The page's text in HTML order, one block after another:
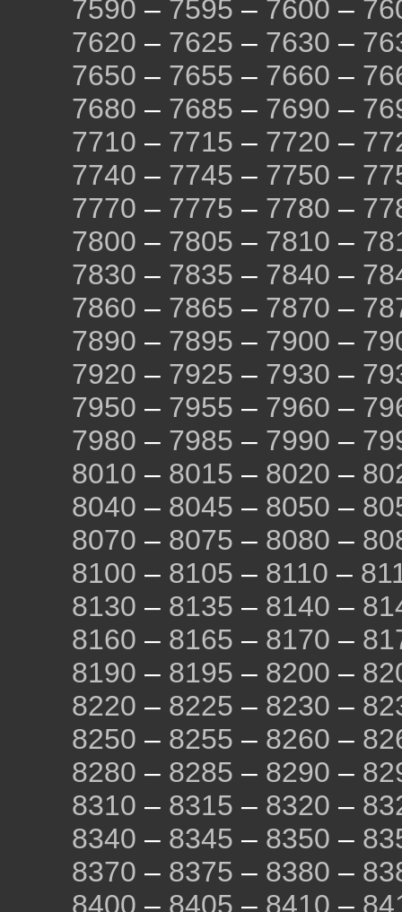
7590 – 7595 – 7600 –
7620 – 7625 – 7630 –
7650 – 7655 – 7660 –
7680 – 7685 – 7690 –
7710 – 7715 – 7720 –
7740 – 7745 – 7750 –
7770 – 7775 – 7780 –
7800 – 7805 – 7810 –
7830 – 7835 – 7840 –
7860 – 7865 – 7870 –
7890 – 7895 – 7900 –
7920 – 7925 – 7930 –
7950 – 7955 – 7960 –
7980 – 7985 – 7990 –
8010 – 8015 – 8020 –
8040 – 8045 – 8050 –
8070 – 8075 – 8080 –
8100 – 8105 – 8110 –
8130 – 8135 – 8140 –
8160 – 8165 – 8170 –
8190 – 8195 – 8200 –
8220 – 8225 – 8230 –
8250 – 8255 – 8260 –
8280 – 8285 – 8290 –
8310 – 8315 – 8320 –
8340 – 8345 – 8350 –
8370 – 8375 – 8380 –
8400 – 8405 – 8410 –